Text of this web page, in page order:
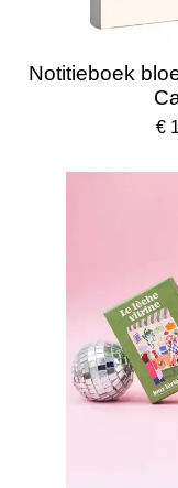
Notitieboek
€